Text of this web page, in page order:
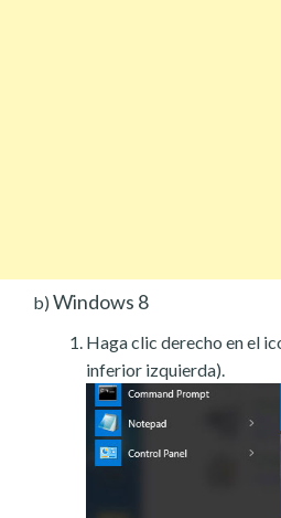
b) Windows 8
Haga clic derecho en el
inferior izquierda).